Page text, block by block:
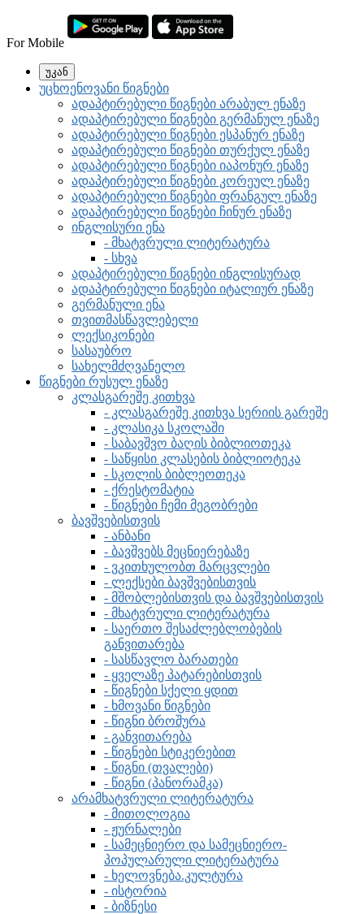
For Mobile
უკან
უცხოენოვანი წიგნები
ადაპტირებული წიგნები არაბულ ენაზე
ადაპტირებული წიგნები გერმანულ ენაზე
ადაპტირებული წიგნები ესპანურ ენაზე
ადაპტირებული წიგნები თურქულ ენაზე
ადაპტირებული წიგნები იაპონურ ენაზე
ადაპტირებული წიგნები კორეულ ენაზე
ადაპტირებული წიგნები ფრანგულ ენაზე
ადაპტირებული წიგნები ჩინურ ენაზე
ინგლისური ენა
- მხატვრული ლიტერატურა
- სხვა
ადაპტირებული წიგნები ინგლისურად
ადაპტირებული წიგნები იტალიურ ენაზე
გერმანული ენა
თვითმასწავლებელი
ლექსიკონები
სასაუბრო
სახელმძღვანელო
წიგნები რუსულ ენაზე
კლასგარეშე კითხვა
- კლასგარეშე კითხვა სერიის გარეშე
- კლასიკა სკოლაში
- საბავშვო ბაღის ბიბლიოთეკა
- საწყისი კლასების ბიბლიოტეკა
- სკოლის ბიბლეოთეკა
- ქრესტომატია
- წიგნები ჩემი მეგობრები
ბავშვებისთვის
- ანბანი
- ბავშვებს მეცნიერებაზე
- ვკითხულობთ მარცვლები
- ლექსები ბავშვებისთვის
- მშობლებისთვის და ბავშვებისთვის
- მხატვრული ლიტერატურა
- საერთო შესაძლებლობების
განვითარება
- სასწავლო ბარათები
- ყველაზე პატარებისთვის
- წიგნები სქელი ყდით
- ხმოვანი წიგნები
- წიგნი ბროშურა
- განვითარება
- წიგნები სტიკერებით
- წიგნი (თვალები)
- წიგნი (პანორამკა)
არამხატვრული ლიტერატურა
- მითოლოგია
- ჟურნალები
- სამეცნიერო და სამეცნიერო-
პოპულარული ლიტერატურა
- ხელოვნება.კულტურა
- ისტორია
- ბიზნესი